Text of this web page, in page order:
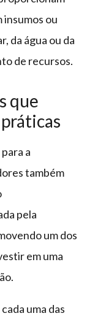
ou
da água ou da
de recursos.
que
a
também
pela
um dos
em uma
uma das